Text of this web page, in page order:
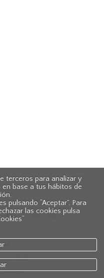
terceros para analizar y
base a tus hábitos de
pulsando “Aceptar”. Para
las cookies pulsa